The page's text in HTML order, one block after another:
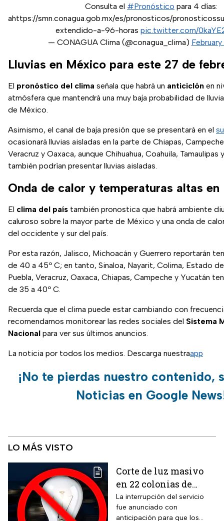
Consulta el #Pronóstico para 4 días:
ahttps://smn.conagua.gob.mx/es/pronosticos/
extendido-a-96-horas pic.twitter.com/
— CONAGUA Clima (@conagua_clima)
Lluvias en México para este 27 de
El pronóstico del clima señala que habrá un anticiclón en
atmósfera que mantendrá una muy baja probabilidad de
de México.
Asimismo, el canal de baja presión que se presentará en el
ocasionará lluvias aisladas en la parte de Chiapas,
Veracruz y Oaxaca, aunque Chihuahua, Coahuila, Tamaulipas
también podrían presentar lluvias aisladas.
Onda de calor y temperaturas altas en
El clima del país también pronostica que habrá ambiente
caluroso sobre la mayor parte de México y una onda de
del occidente y sur del país.
Por esta razón, Jalisco, Michoacán y Guerrero reportarán
de 40 a 45º C; en tanto, Sinaloa, Nayarit, Colima, Estado
Puebla, Veracruz, Oaxaca, Chiapas, Campeche y Yucatán
de 35 a 40º C.
Recuerda que el clima puede estar cambiando con
recomendamos monitorear las redes sociales del Sistema
Nacional para ver sus últimos anuncios.
La noticia por todos los medios. Descarga nuestraapp
¡No te pierdas nuestro contenido,
Noticias en Google
LO MÁS VISTO
Corte de luz masivo
en 22 colonias de
México; zonas
afectadas hoy 7 de
La interrupción del servicio
fue anunciado con
anticipación para que los